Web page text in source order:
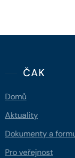
ČAK
Domů
Aktuality
Dokumenty a
Pro veřejnost